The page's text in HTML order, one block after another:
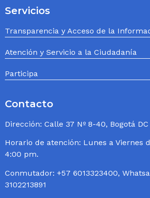
Servicios
Transparencia y Acceso de la
Atención y Servicio a la Ciudadanía
Participa
Contacto
Dirección: Calle 37 Nº 8-40, Bogotá DC
Horario de atención: Lunes a Viernes
4:00 pm.
Conmutador: +57 6013323400,
3102213891